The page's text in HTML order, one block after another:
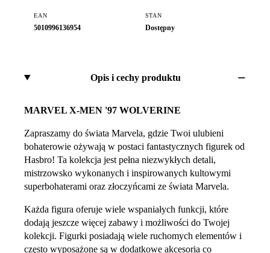
EAN
5010996136954
STAN
Dostępny
Opis i cechy produktu
MARVEL X-MEN '97 WOLVERINE
Zapraszamy do świata Marvela, gdzie Twoi ulubieni
bohaterowie ożywają w postaci fantastycznych figurek od
Hasbro! Ta kolekcja jest pełna niezwykłych detali,
mistrzowsko wykonanych i inspirowanych kultowymi
superbohaterami oraz złoczyńcami ze świata Marvela.
Każda figura oferuje wiele wspaniałych funkcji, które
dodają jeszcze więcej zabawy i możliwości do Twojej
kolekcji. Figurki posiadają wiele ruchomych elementów i
często wyposażone są w dodatkowe akcesoria co